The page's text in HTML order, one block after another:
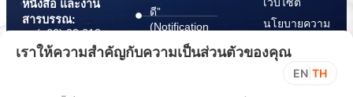
หนังสือ และงาน
สารบรรณ:
(+66) 02 612
6000
saraban@dga.or.th
ดี”
(Notification
บริการ
นโยบายความ
ปลอดภัย
สารสนเทศ
เราให้ความสำคัญกับความเป็นส่วนตัวของคุณ
EN TH